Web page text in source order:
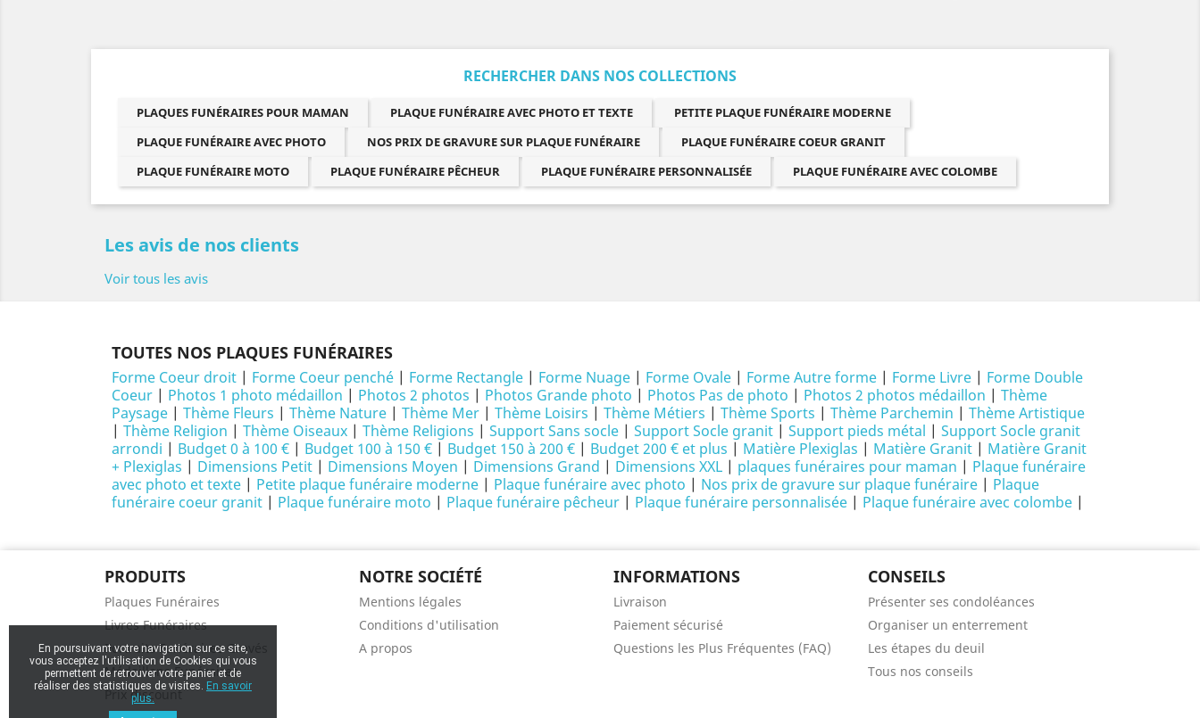
RECHERCHER DANS NOS COLLECTIONS
PLAQUES FUNÉRAIRES POUR MAMAN PLAQUE FUNÉRAIRE AVEC PHOTO ET TEXTE
PETITE PLAQUE FUNÉRAIRE MODERNE
PLAQUE FUNÉRAIRE AVEC PHOTO
NOS PRIX DE GRAVURE SUR PLAQUE FUNÉRAIRE
PLAQUE FUNÉRAIRE COEUR GRANIT
PLAQUE FUNÉRAIRE MOTO
PLAQUE FUNÉRAIRE PÊCHEUR PLAQUE FUNÉRAIRE PERSONNALISÉE PLAQUE FUNÉRAIRE AVEC COLOMBE
Les avis de nos clients
Voir tous les avis
TOUTES NOS PLAQUES FUNÉRAIRES
Forme Coeur droit | Forme Coeur penché | Forme Rectangle | Forme Nuage | Forme Ovale | Forme Autre forme | Forme Livre | Forme Double
Coeur | Photos 1 photo médaillon | Photos 2 photos | Photos Grande photo | Photos Pas de photo | Photos 2 photos médaillon | Thème
Paysage | Thème Fleurs | Thème Nature | Thème Mer | Thème Loisirs | Thème Métiers | Thème Sports | Thème Parchemin | Thème Artistique
| Thème Religion | Thème Oiseaux | Thème Religions | Support Sans socle | Support Socle granit | Support pieds métal | Support Socle granit
arrondi | Budget 0 à 100 € | Budget 100 à 150 € | Budget 150 à 200 € | Budget 200 € et plus | Matière Plexiglas | Matière Granit | Matière Granit
+ Plexiglas | Dimensions Petit | Dimensions Moyen | Dimensions Grand | Dimensions XXL | plaques funéraires pour maman | Plaque funéraire
avec photo et texte | Petite plaque funéraire moderne | Plaque funéraire avec photo | Nos prix de gravure sur plaque funéraire | Plaque
funéraire coeur granit | Plaque funéraire moto | Plaque funéraire pêcheur | Plaque funéraire personnalisée | Plaque funéraire avec colombe |
PRODUITS
Plaques Funéraires
Livres Funéraires
Portraits Funéraires Gravés
Médaillons Funéraires
Prix discount
NOTRE SOCIÉTÉ
Mentions légales
Conditions d'utilisation
A propos
INFORMATIONS
Livraison
Paiement sécurisé
Questions les Plus Fréquentes (FAQ)
CONSEILS
Présenter ses condoléances
Organiser un enterrement
Les étapes du deuil
Tous nos conseils
En poursuivant votre navigation sur ce site,
vous acceptez l'utilisation de Cookies qui vous
permettent de retrouver votre panier et de
réaliser des statistiques de visites. En savoir
plus.